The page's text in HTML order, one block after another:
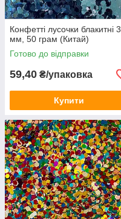
Конфетті лусочки блакитні 3
мм, 50 грам (Китай)
Готово до відправки
59,40 ₴/упаковка
Купити